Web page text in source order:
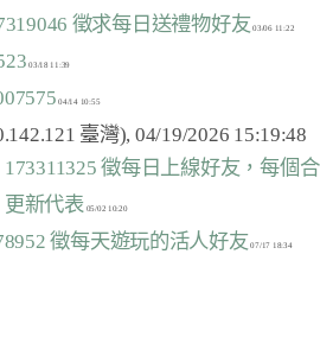
徵求每日送禮物好友
04/14 10:55
173311325 徵每日上線好友，每個
更新代表 05/02 10:20
徵每天遊玩的活人好友 07/17 18:34